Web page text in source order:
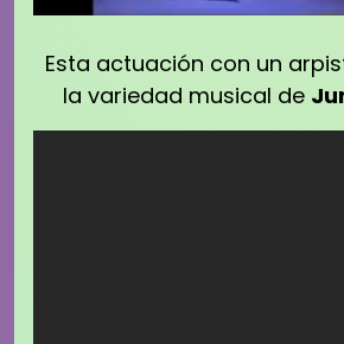
Esta actuación con un
la variedad musical de